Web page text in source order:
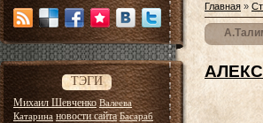
ТЭГИ
Михаил Шевченко Валеева
Катарина новости сайта Басараб
Главная »